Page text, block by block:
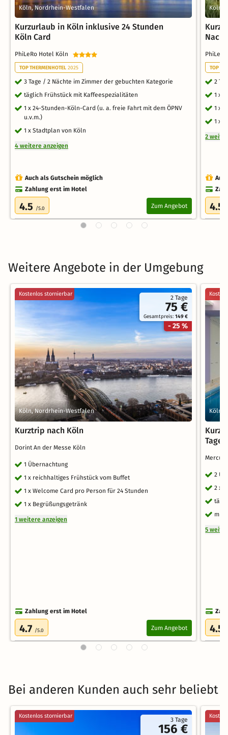
Köln, Nordrhein-Westfalen
Kurzurlaub in Köln inklusive 24 Stunden
Köln Card
PhiLeRo Hotel Köln
TOP THERMENHOTEL 2025
3 Tage / 2 Nächte im Zimmer der gebuchten Kategorie
täglich Frühstück mit Kaffeespezialitäten
1 x 24-Stunden-Köln-Card (u. a. freie Fahrt mit dem ÖPNV
u.v.m.)
1 x Stadtplan von Köln
4 weitere anzeigen
Auch als Gutschein möglich
Zahlung erst im Hotel
4.5 /5.0 Zum Angebot
Köln,
Nacht
TOP
2
1 x
1 x
1 x
2
4.5
Weitere Angebote in der Umgebung
2 Tage
75 €
Gesamtpreis:149 €
- 25 %
Kostenlos stornierbar
Köln, Nordrhein-Westfalen
Kurztrip nach Köln
Dorint An der Messe Köln
1 Übernachtung
1 x reichhaltiges Frühstück vom Buffet
1 x Welcome Card pro Person für 24 Stunden
1 x Begrüßungsgetränk
1 weitere anzeigen
Zahlung erst im Hotel
4.7 /5.0 Zum Angebot
Köln,
Tage
2
2 x
mit
5
4.5
Bei anderen Kunden auch sehr beliebt
3 Tage
156 €
Kostenlos stornierbar